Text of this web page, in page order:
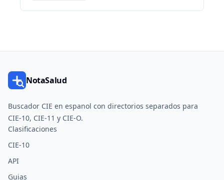
NotaSalud
Buscador CIE en espanol con directorios separados para
CIE-10, CIE-11 y CIE-O.
Clasificaciones
CIE-10
API
Guias